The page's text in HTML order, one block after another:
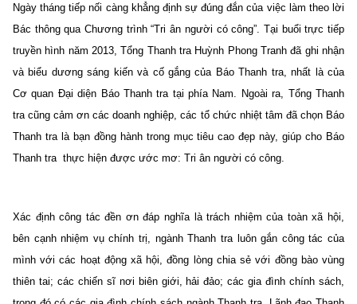
Ngày tháng tiếp nối càng khẳng định sự đúng đắn của việc làm theo lời
Bác thông qua Chương trình “Tri ân người có công”. Tại buổi trực tiếp
truyền hình năm 2013, Tổng Thanh tra Huỳnh Phong Tranh đã ghi nhận
và biểu dương sáng kiến và cố gắng của Báo Thanh tra, nhất là của
Cơ quan Đại diện Báo Thanh tra tại phía Nam. Ngoài ra, Tổng Thanh
tra cũng cảm ơn các doanh nghiệp, các tổ chức nhiệt tâm đã chọn Báo
Thanh tra là bạn đồng hành trong mục tiêu cao đẹp này, giúp cho Báo
Thanh tra thực hiện được ước mơ: Tri ân người có công.
Xác định công tác đền ơn đáp nghĩa là trách nhiệm của toàn xã hội,
bên cạnh nhiệm vụ chính trị, ngành Thanh tra luôn gắn công tác của
mình với các hoạt động xã hội, đồng lòng chia sẻ với đồng bào vùng
thiên tai; các chiến sĩ nơi biên giới, hải đảo; các gia đình chính sách,